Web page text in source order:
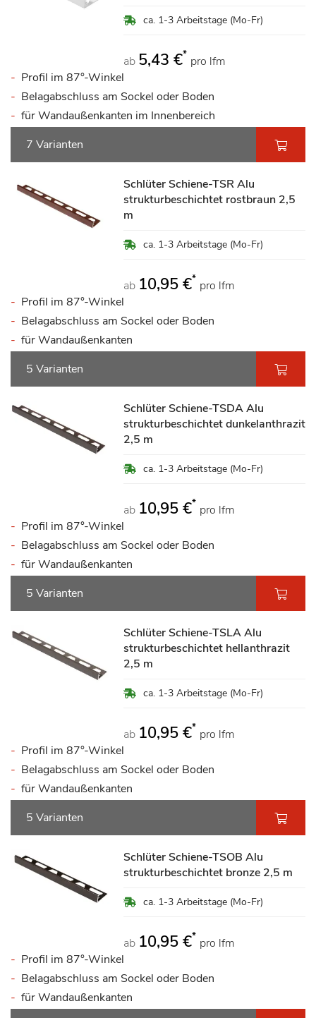
ca. 1-3 Arbeitstage (Mo-Fr)
ab 5,43 €* pro lfm
Profil im 87°-Winkel
Belagabschluss am Sockel oder Boden
für Wandaußenkanten im Innenbereich
7 Varianten
Schlüter Schiene-TSR Alu
strukturbeschichtet rostbraun 2,5
m
ca. 1-3 Arbeitstage (Mo-Fr)
ab 10,95 €* pro lfm
Profil im 87°-Winkel
Belagabschluss am Sockel oder Boden
für Wandaußenkanten
5 Varianten
Schlüter Schiene-TSDA Alu
strukturbeschichtet dunkelanthrazit
2,5 m
ca. 1-3 Arbeitstage (Mo-Fr)
ab 10,95 €* pro lfm
Profil im 87°-Winkel
Belagabschluss am Sockel oder Boden
für Wandaußenkanten
5 Varianten
Schlüter Schiene-TSLA Alu
strukturbeschichtet hellanthrazit
2,5 m
ca. 1-3 Arbeitstage (Mo-Fr)
ab 10,95 €* pro lfm
Profil im 87°-Winkel
Belagabschluss am Sockel oder Boden
für Wandaußenkanten
5 Varianten
Schlüter Schiene-TSOB Alu
strukturbeschichtet bronze 2,5 m
ca. 1-3 Arbeitstage (Mo-Fr)
ab 10,95 €* pro lfm
Profil im 87°-Winkel
Belagabschluss am Sockel oder Boden
für Wandaußenkanten